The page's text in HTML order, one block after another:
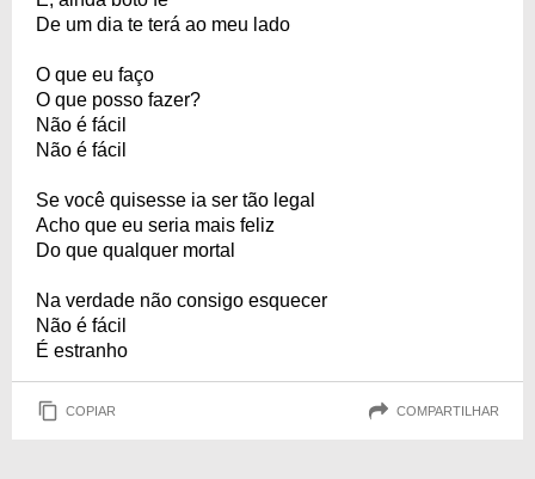
De um dia te terá ao meu lado
O que eu faço
O que posso fazer?
Não é fácil
Não é fácil
Se você quisesse ia ser tão legal
Acho que eu seria mais feliz
Do que qualquer mortal
Na verdade não consigo esquecer
Não é fácil
É estranho
COPIAR COMPARTILHAR